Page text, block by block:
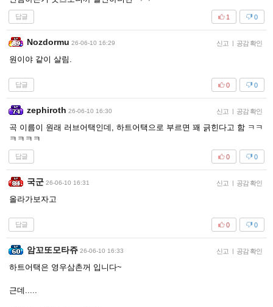
답글 0
1
Nozdormu 26-06-10 16:29 신고 공감 확인
원이야 같이 살림.
답글 0
0
zephiroth 26-06-10 16:30 신고 공감 확인
곡 이름이 원래 러브어택인데, 하트어택으로 부르면 꽤 긁힌다고 함 ㅋㅋ
ㅋㅋㅋㅋ
답글 0
0
국군 26-06-10 16:31 신고 공감 확인
올라가보자고
답글 0
0
암꼬또모타쥬 26-06-10 16:33 신고 공감 확인
하트어택은 영우삼촌꺼 입니다~
근데.....